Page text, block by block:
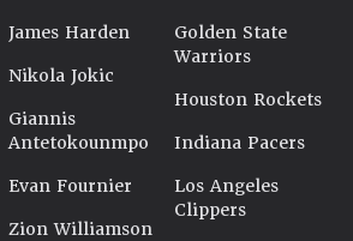
James Harden
Nikola Jokic
Giannis
Antetokounmpo
Evan Fournier
Zion Williamson
Golden State
Warriors
Houston Rockets
Indiana Pacers
Los Angeles
Clippers